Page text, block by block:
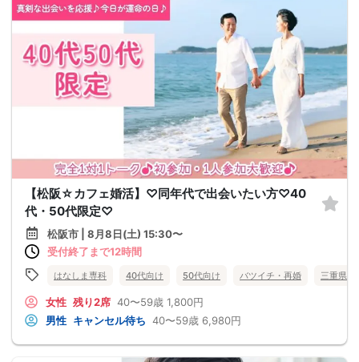
【松阪☆カフェ婚活】♡同年代で出会いたい方♡40
代・50代限定♡
松阪市 | 8月8日(土) 15:30〜
受付終了まで12時間
はなしま専科 40代向け 50代向け バツイチ・再婚 三重県
女性 残り2席 40〜59歳 1,800円
男性 キャンセル待ち 40〜59歳 6,980円